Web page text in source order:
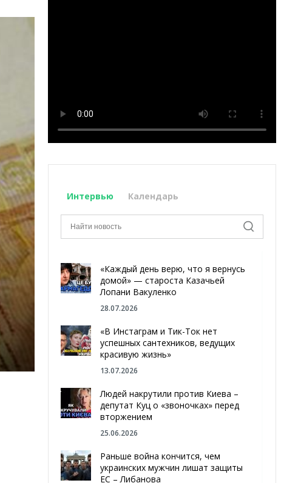
Интервью Календарь
«Каждый день верю, что я вернусь
домой» — староста Казачьей
Лопани Вакуленко
28.07.2026
«В Инстаграм и Тик-Ток нет
успешных сантехников, ведущих
красивую жизнь»
13.07.2026
Людей накрутили против Киева –
депутат Куц о «звоночках» перед
вторжением
25.06.2026
Раньше война кончится, чем
украинских мужчин лишат защиты
ЕС – Либанова